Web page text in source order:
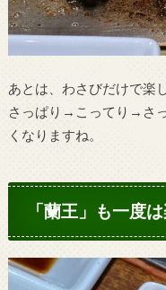
あとは、わさびだけで楽
さっぱり→こってり→さ
くなりますね。
「蘭王」も一度